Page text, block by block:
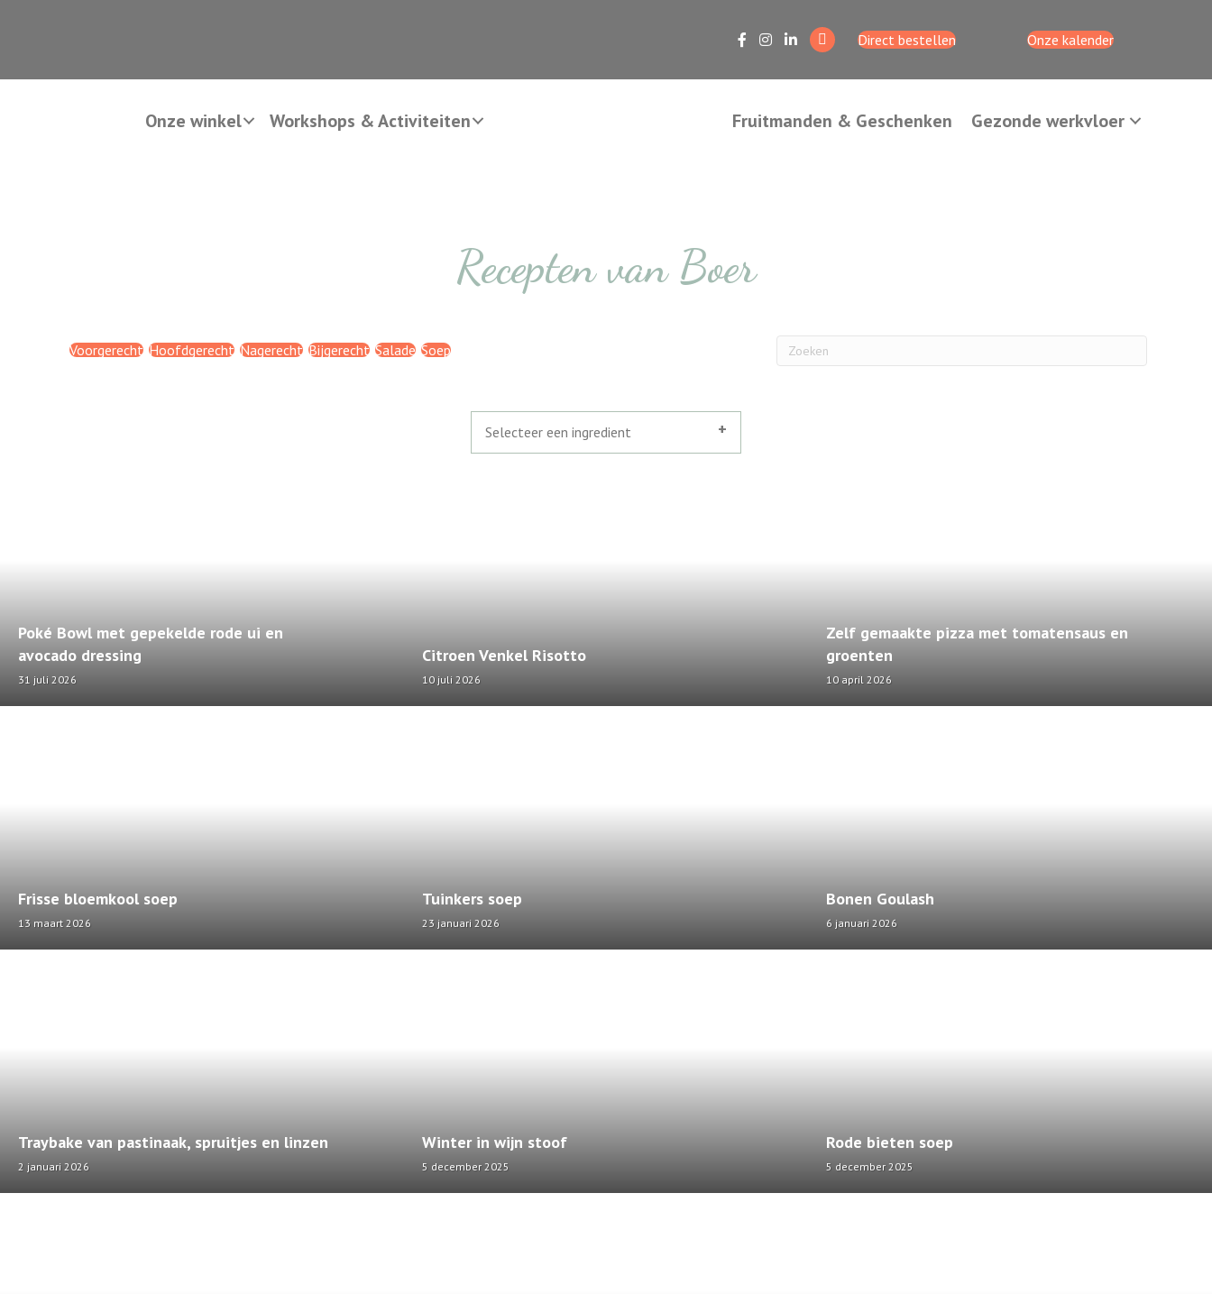
Direct bestellen Onze kalender
Onze winkel Workshops & Activiteiten Fruitmanden & Geschenken Gezonde werkvloer
Recepten van Boer
Voorgerecht Hoofdgerecht Nagerecht Bijgerecht Salade Soep
Selecteer een ingredient
Poké Bowl met gepekelde rode ui en
avocado dressing
31 juli 2026
Citroen Venkel Risotto
10 juli 2026
Zelf gemaakte pizza met tomatensaus en
groenten
10 april 2026
Frisse bloemkool soep
13 maart 2026
Tuinkers soep
23 januari 2026
Bonen Goulash
6 januari 2026
Traybake van pastinaak, spruitjes en linzen
2 januari 2026
Winter in wijn stoof
5 december 2025
Rode bieten soep
5 december 2025